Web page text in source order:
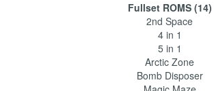
Fullset ROMS (14)
2nd Space
4 in 1
5 in 1
Arctic Zone
Bomb Disposer